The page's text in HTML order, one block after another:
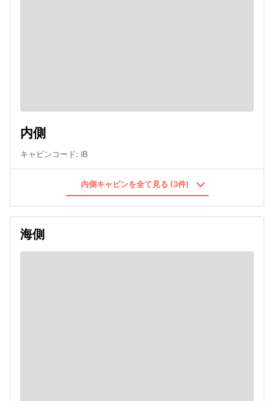
内側
キャビンコード: IB
内側キャビンを全て見る (3件)
海側